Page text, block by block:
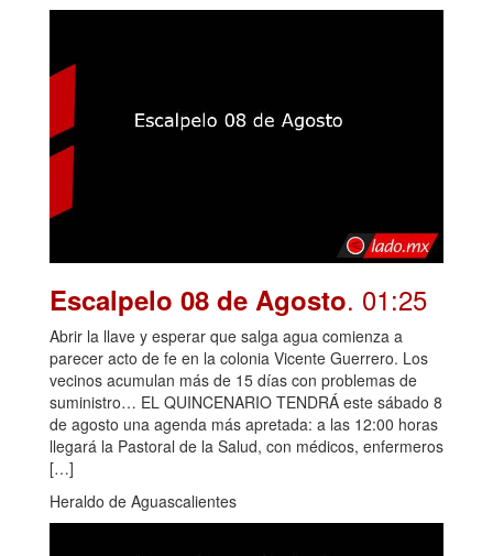
Escalpelo 08 de Agosto. 01:25
Abrir la llave y esperar que salga agua comienza a
parecer acto de fe en la colonia Vicente Guerrero. Los
vecinos acumulan más de 15 días con problemas de
suministro… EL QUINCENARIO TENDRÁ este sábado 8
de agosto una agenda más apretada: a las 12:00 horas
llegará la Pastoral de la Salud, con médicos, enfermeros
[…]
Heraldo de Aguascalientes